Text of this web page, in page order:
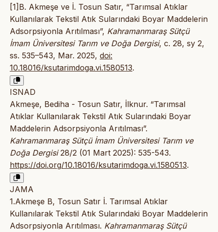
[1]B. Akmeşe ve İ. Tosun Satır, “Tarımsal Atıklar
Kullanılarak Tekstil Atık Sularındaki Boyar Maddelerin
Adsorpsiyonla Arıtılması”, Kahramanmaraş Sütçü
İmam Üniversitesi Tarım ve Doğa Dergisi, c. 28, sy 2,
ss. 535–543, Mar. 2025, doi:
10.18016/ksutarimdoga.vi.1580513.
ISNAD
Akmeşe, Bediha - Tosun Satır, İlknur. “Tarımsal
Atıklar Kullanılarak Tekstil Atık Sularındaki Boyar
Maddelerin Adsorpsiyonla Arıtılması”.
Kahramanmaraş Sütçü İmam Üniversitesi Tarım ve
Doğa Dergisi28/2 (01 Mart 2025): 535-543.
https://doi.org/10.18016/ksutarimdoga.vi.1580513.
JAMA
1.Akmeşe B, Tosun Satır İ. Tarımsal Atıklar
Kullanılarak Tekstil Atık Sularındaki Boyar Maddelerin
Adsorpsiyonla Arıtılması. Kahramanmaraş Sütçü